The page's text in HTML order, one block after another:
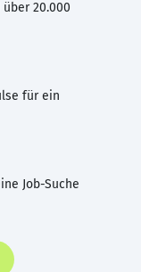
20.000
für ein
Job-Suche